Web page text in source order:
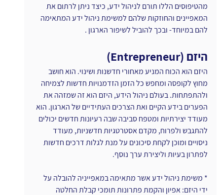
מהטיפוסים הללו תורם לניהול ידע, כיצד ניתן לרתום את
המאפיינים והחוזקות שלהם למשימת ניהול ידע המתאימה
להם במיוחד- ובכך להוביל לשיפור הארגון .
היזם (Entrepreneur)
היזם הוא הכוח המניע מאחורי חדשנות ושינוי. הוא חושב
מחוץ לקופסה ומחפש כל הזמן הזדמנויות חדשות לצמיחה
ולהתפתחות. בעולם ניהול הידע, היזם הוא זה שמזהה את
הפערים בידע הקיים ואת הצרכים העתידיים של הארגון. הוא
מעודד יצירתיות ומטפח סביבה שבה רעיונות חדשים יכולים
להתגבש ולפרוח, מקדם אסטרטגיות חדשניות, מעודד
ניסויים ומוכן לקחת סיכונים על מנת לגלות דרכים חדשות
לפתרון בעיות וליצירת ערך נוסף.
* משימת ניהול ידע אשר מתאימה במאפייניה להובלה על
ידי היזם: אפיון והקמת פתרונות תומכי קבלת החלטה